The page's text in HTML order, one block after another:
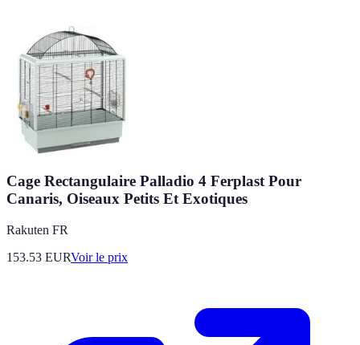
Cage Rectangulaire Palladio 4 Ferplast Pour
Canaris, Oiseaux Petits Et Exotiques
Rakuten FR
153.53 EURVoir le prix